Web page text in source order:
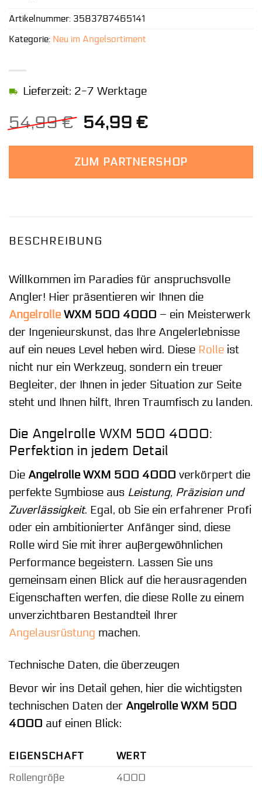
54,99€ Ursprünglicher
war:
54,99 €
54,99 €Aktueller
ist:
54,99 €.
Lieferzeit: 2-7 Werktage
ZUM PARTNERSHOP
Artikelnummer: 3583787465141
Kategorie: Neu im Angelsortiment
BESCHREIBUNG
Willkommen im Paradies für anspruchsvolle
Angler! Hier präsentieren wir Ihnen die
AngelrolleWXM 500 4000 – ein Meisterwerk
der Ingenieurskunst, das Ihre Angelerlebnisse
auf ein neues Level heben wird. Diese Rolle ist
nicht nur ein Werkzeug, sondern ein treuer
Begleiter, der Ihnen in jeder Situation zur Seite
steht und Ihnen hilft, Ihren Traumfisch zu landen.
Die Angelrolle WXM 500 4000:
Perfektion in jedem Detail
Die Angelrolle WXM 500 4000 verkörpert die
perfekte Symbiose aus Leistung, Präzision und
Zuverlässigkeit. Egal, ob Sie ein erfahrener Profi
oder ein ambitionierter Anfänger sind, diese
Rolle wird Sie mit ihrer außergewöhnlichen
Performance begeistern. Lassen Sie uns
gemeinsam einen Blick auf die herausragenden
Eigenschaften werfen, die diese Rolle zu einem
unverzichtbaren Bestandteil Ihrer
Angelausrüstung machen.
Technische Daten, die überzeugen
Bevor wir ins Detail gehen, hier die wichtigsten
technischen Daten der Angelrolle WXM 500
4000 auf einen Blick:
EIGENSCHAFT
WERT
Rollengröße
4000